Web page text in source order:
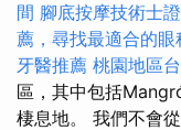
間 腳底按摩技術士
薦，尋找最適合的眼
牙醫推薦 桃園地區
區，其中包括
棲息地。 我們不會